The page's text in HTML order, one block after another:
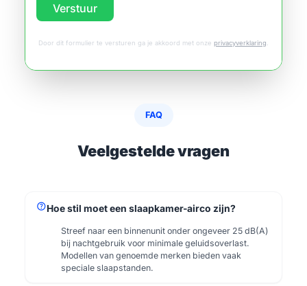
Verstuur
Door dit formulier te versturen ga je akkoord met onze privacyverklaring
FAQ
Veelgestelde vragen
helpHoe stil moet een slaapkamer-airco zijn?
Streef naar een binnenunit onder ongeveer 25 dB(A)
bij nachtgebruik voor minimale geluidsoverlast.
Modellen van genoemde merken bieden vaak
speciale slaapstanden.